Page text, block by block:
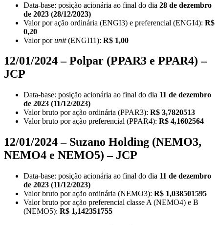
Data-base: posição acionária ao final do dia 28 de dezembro
de 2023 (28/12/2023)
Valor por ação ordinária (ENGI3) e preferencial (ENGI4): R$
0,20
Valor porunit(ENGI11): R$ 1,00
12/01/2024 – Polpar (PPAR3 e PPAR4) –
JCP
Data-base: posição acionária ao final do dia 11 de dezembro
de 2023 (11/12/2023)
Valor bruto por ação ordinária (PPAR3): R$ 3,7820513
Valor bruto por ação preferencial (PPAR4): R$ 4,1602564
12/01/2024 – Suzano Holding (NEMO3,
NEMO4 e NEMO5) – JCP
Data-base: posição acionária ao final do dia 11 de dezembro
de 2023 (11/12/2023)
Valor bruto por ação ordinária (NEMO3): R$ 1,038501595
Valor bruto por ação preferencial classe A (NEMO4) e B
(NEMO5): R$ 1,142351755